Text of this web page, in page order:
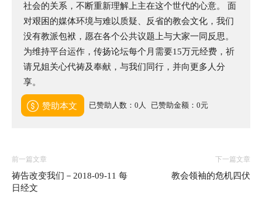
社会的关系，不断重新理解上主在这个世代的心意。 面
对艰困的媒体环境与难以质疑、反省的教会文化，我们
没有教派包袱，愿在各个公共议题上与大家一同反思。
为维持平台运作，传扬论坛每个月需要15万元经费，祈
请兄姐关心代祷及奉献，与我们同行，并向更多人分
享。
赞助本文 已赞助人数：0人 已赞助金额：0元
前一篇文章
祷告改变我们－2018-09-11 每
日经文
下一篇文章
教会领袖的危机四伏